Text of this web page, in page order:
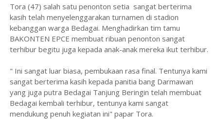
Tora (47) salah satu penonton setia sangat berterima
kasih telah menyelenggarakan turnamen di stadion
kebanggan warga Bedagai. Menghadirkan tim tamu
BAKONTEN EPCE membuat ribuan penonton sangat
terhibur begitu juga kepada anak-anak mereka ikut terhibur.
" Ini sangat luar biasa, pembukaan rasa final. Tentunya kami
sangat berterima kasih kepada panitia bang Darmawan
yang juga putra Bedagai Tanjung Beringin telah membuat
Bedagai kembali terhibur, tentunya kami sangat
mendukung penuh kegiatan ini" papar Tora.